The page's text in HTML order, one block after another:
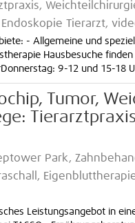
Tierarzt,
- Allgemeine und
Hausbesuche
9-12 und 15-18
Tumor,
Park,
Leistungsangebot in